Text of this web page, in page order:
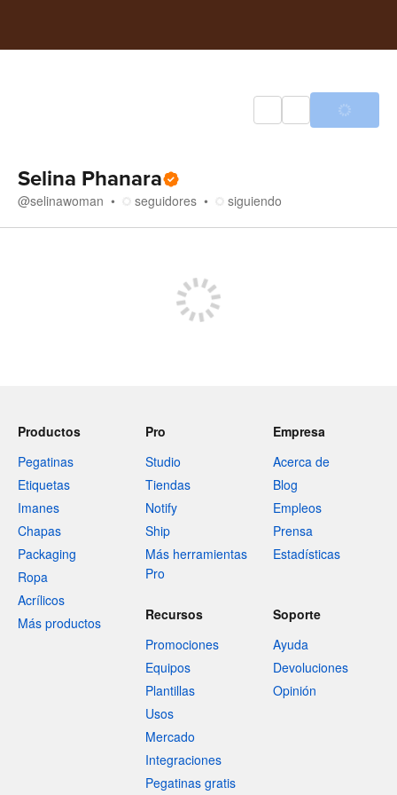
Selina Phanara
@selinawoman seguidores siguiendo
Productos
Pegatinas
Etiquetas
Imanes
Chapas
Packaging
Ropa
Acrílicos
Más productos
Pro
Studio
Tiendas
Notify
Ship
Más herramientas
Pro
Empresa
Acerca de
Blog
Empleos
Prensa
Estadísticas
Recursos
Promociones
Equipos
Plantillas
Usos
Mercado
Integraciones
Pegatinas gratis
Soporte
Ayuda
Devoluciones
Opinión